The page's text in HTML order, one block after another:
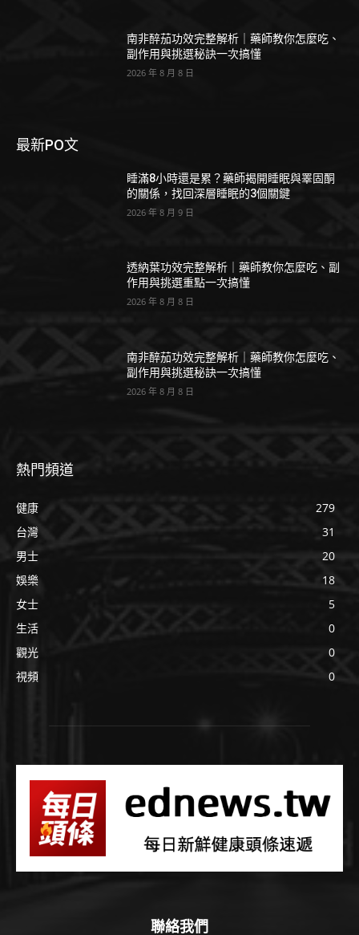
南非醉茄功效完整解析｜藥師教你怎麼吃、
副作用與挑選秘訣一次搞懂
2026 年 8 月 8 日
最新PO文
睡滿8小時還是累？藥師揭開睡眠與睪固酮
的關係，找回深層睡眠的3個關鍵
2026 年 8 月 9 日
透納葉功效完整解析｜藥師教你怎麼吃、副
作用與挑選重點一次搞懂
2026 年 8 月 8 日
南非醉茄功效完整解析｜藥師教你怎麼吃、
副作用與挑選秘訣一次搞懂
2026 年 8 月 8 日
熱門頻道
健康
279
台灣
31
男士
20
娛樂
18
女士
5
生活
0
觀光
0
視頻
0
聯絡我們